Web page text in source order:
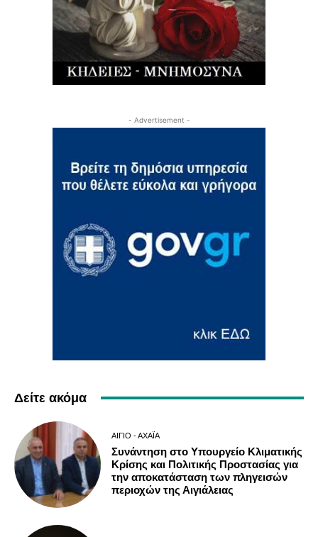
- Advertisement -
Δείτε ακόμα
ΑΊΓΙΟ - ΑΧΑΪ́Α
Συνάντηση στο Υπουργείο Κλιματικής
Κρίσης και Πολιτικής Προστασίας για
την αποκατάσταση των πληγεισών
περιοχών της Αιγιάλειας